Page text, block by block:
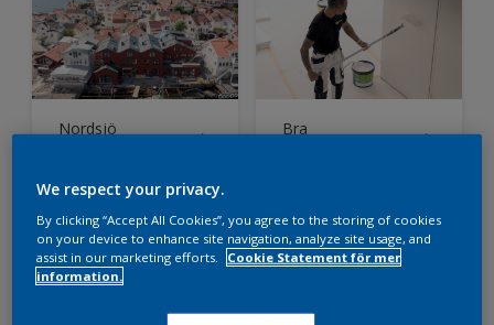
Nordsjö
klassiskt röda
skärgårdsfasaden
Bra
sticka ut
We respect your privacy.
By clicking “Accept All Cookies”, you agree to the storing of cookies
on your device to enhance site navigation, analyze site usage, and
assist in our marketing efforts.
Cookie Statement för mer
information.